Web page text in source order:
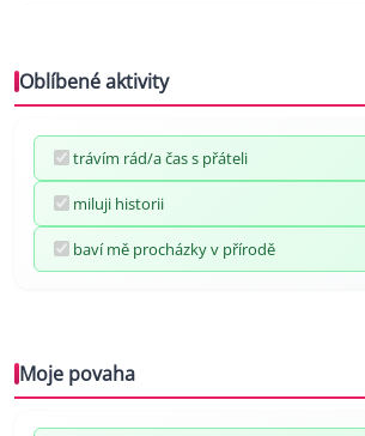
Oblíbené aktivity
trávím rád/a čas s přáteli
miluji historii
baví mě procházky v přírodě
Moje povaha